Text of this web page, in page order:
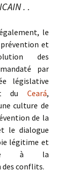
. .
le
et
des
par
législative
du Ceará,
culture de
de la
le dialogue
légitime et
à la
conflits.